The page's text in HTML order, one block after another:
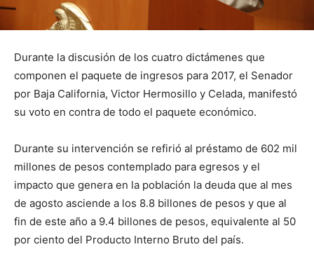
Durante la discusión de los cuatro dictámenes que
componen el paquete de ingresos para 2017, el Senador
por Baja California, Victor Hermosillo y Celada, manifestó
su voto en contra de todo el paquete económico.
Durante su intervención se refirió al préstamo de 602 mil
millones de pesos contemplado para egresos y el
impacto que genera en la población la deuda que al mes
de agosto asciende a los 8.8 billones de pesos y que al
fin de este año a 9.4 billones de pesos, equivalente al 50
por ciento del Producto Interno Bruto del país.